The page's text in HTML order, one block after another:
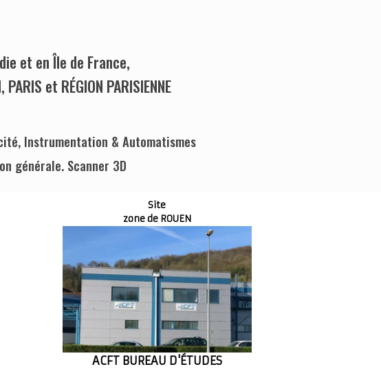
et en Île de France,
et RÉGION PARISIENNE
Instrumentation & Automatismes
générale. Scanner 3D
Site
zone de ROUEN
ACFT BUREAU D'ÉTUDES